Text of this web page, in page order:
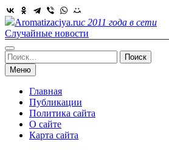
Skip
to
content
Aromatizaciya.ruс 2011 года в сети
Случайные новости
Найти:
Меню
Главная
Публикации
Политика сайта
О сайте
Карта сайта